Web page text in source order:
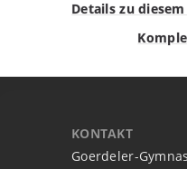
Details zu
KONTAKT
Goerdeler-